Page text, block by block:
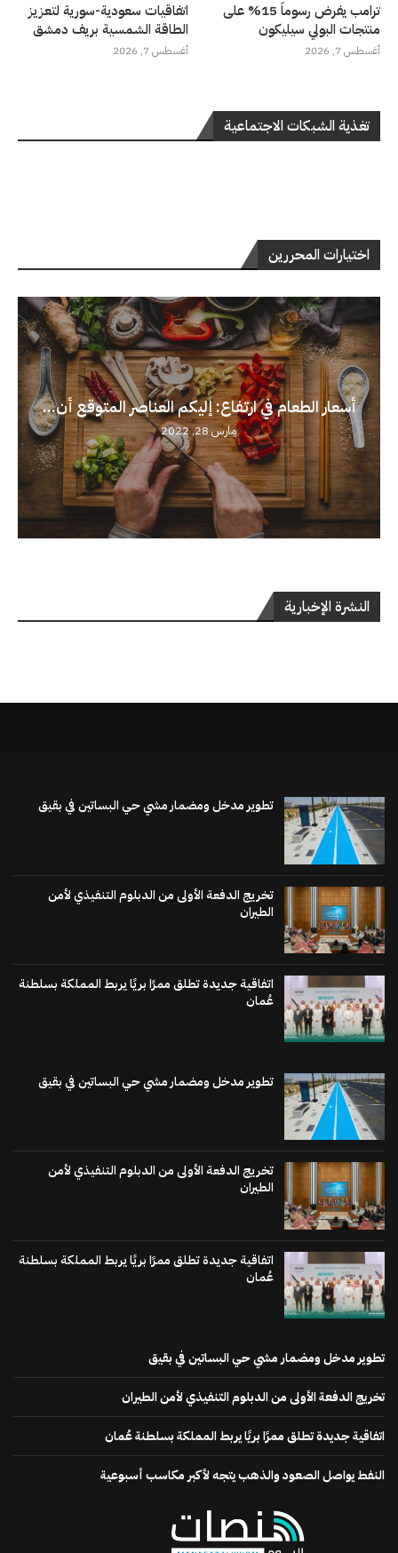
ترامب يفرض رسوماً 15% على
منتجات البولي سيليكون
أغسطس 7, 2026
اتفاقيات سعودية-سورية لتعزيز
الطاقة الشمسية بريف دمشق
أغسطس 7, 2026
تغذية الشبكات الاجتماعية
اختيارات المحررين
أسعار الطعام في ارتفاع: إليكم العناصر المتوقع أن...
مارس 28, 2022
النشرة الإخبارية
تطوير مدخل ومضمار مشي حي البساتين في بقيق
تخريج الدفعة الأولى من الدبلوم التنفيذي لأمن
الطيران
اتفاقية جديدة تطلق ممرًا بريًا يربط المملكة بسلطنة
عُمان
تطوير مدخل ومضمار مشي حي البساتين في بقيق
تخريج الدفعة الأولى من الدبلوم التنفيذي لأمن
الطيران
اتفاقية جديدة تطلق ممرًا بريًا يربط المملكة بسلطنة
عُمان
تطوير مدخل ومضمار مشي حي البساتين في بقيق
تخريج الدفعة الأولى من الدبلوم التنفيذي لأمن الطيران
اتفاقية جديدة تطلق ممرًا بريًا يربط المملكة بسلطنة عُمان
النفط يواصل الصعود والذهب يتجه لأكبر مكاسب أسبوعية